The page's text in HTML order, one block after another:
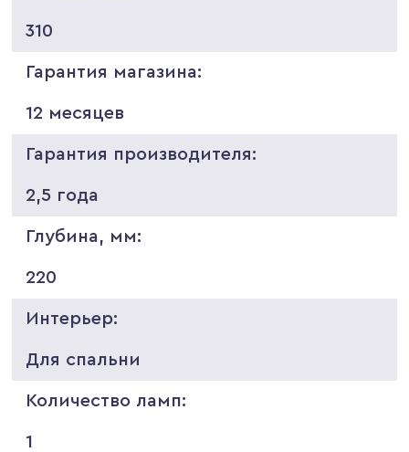
310
Гарантия магазина:
12 месяцев
Гарантия производителя:
2,5 года
Глубина, мм:
220
Интерьер:
Для спальни
Количество ламп:
1